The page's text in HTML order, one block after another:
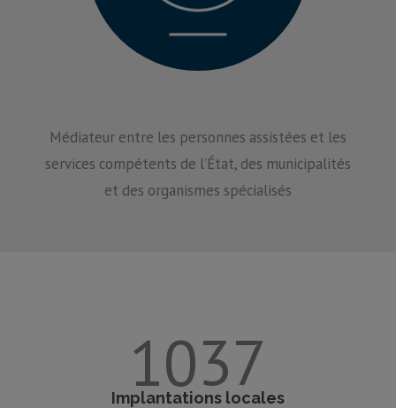
Médiateur entre les personnes assistées et les
services compétents de l’État, des municipalités
et des organismes spécialisés
1037
Implantations locales